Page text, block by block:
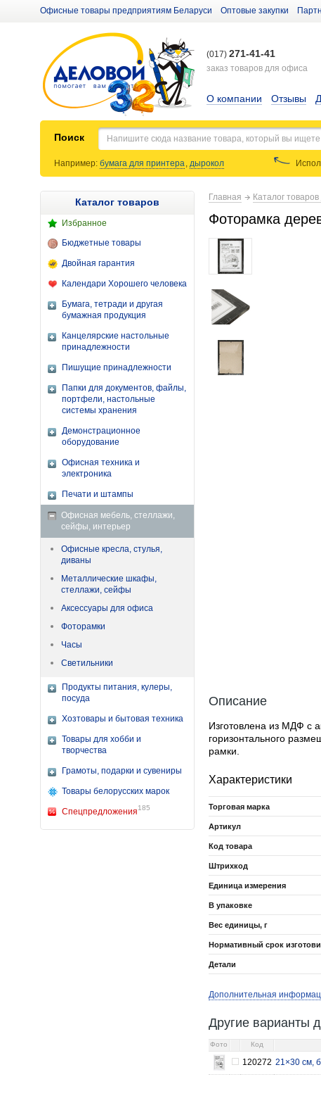
Офисные товары предприятиям Беларуси Оптовые закупки
(017) 271-41-41
заказ товаров для офиса
О компании Отзывы
Поиск
Например: бумага для принтера, дырокол
Каталог товаров
Избранное
Бюджетные товары
Двойная гарантия
Календари Хорошего человека
Бумага, тетради и другая
бумажная продукция
Канцелярские настольные
принадлежности
Пишущие принадлежности
Папки для документов, файлы,
портфели, настольные
системы хранения
Демонстрационное
оборудование
Офисная техника и
электроника
Печати и штампы
Офисная мебель, стеллажи,
сейфы, интерьер
Офисные кресла, стулья,
диваны
Металлические шкафы,
стеллажи, сейфы
Аксессуары для офиса
Фоторамки
Часы
Светильники
Продукты питания, кулеры,
посуда
Хозтовары и бытовая техника
Товары для хобби и
творчества
Грамоты, подарки и сувениры
Товары белорусских марок
Спецпредложения185
Главная Каталог
Фоторамка
Описание
Изготовлена из МДФ с
горизонтального
рамки.
Характеристики
Торговая марка
Артикул
Код товара
Штрихкод
Единица измерения
В упаковке
Вес единицы, г
Нормативный срок
Детали
Дополнительная
Другие варианты
Фото Код
120272 21×30 см,